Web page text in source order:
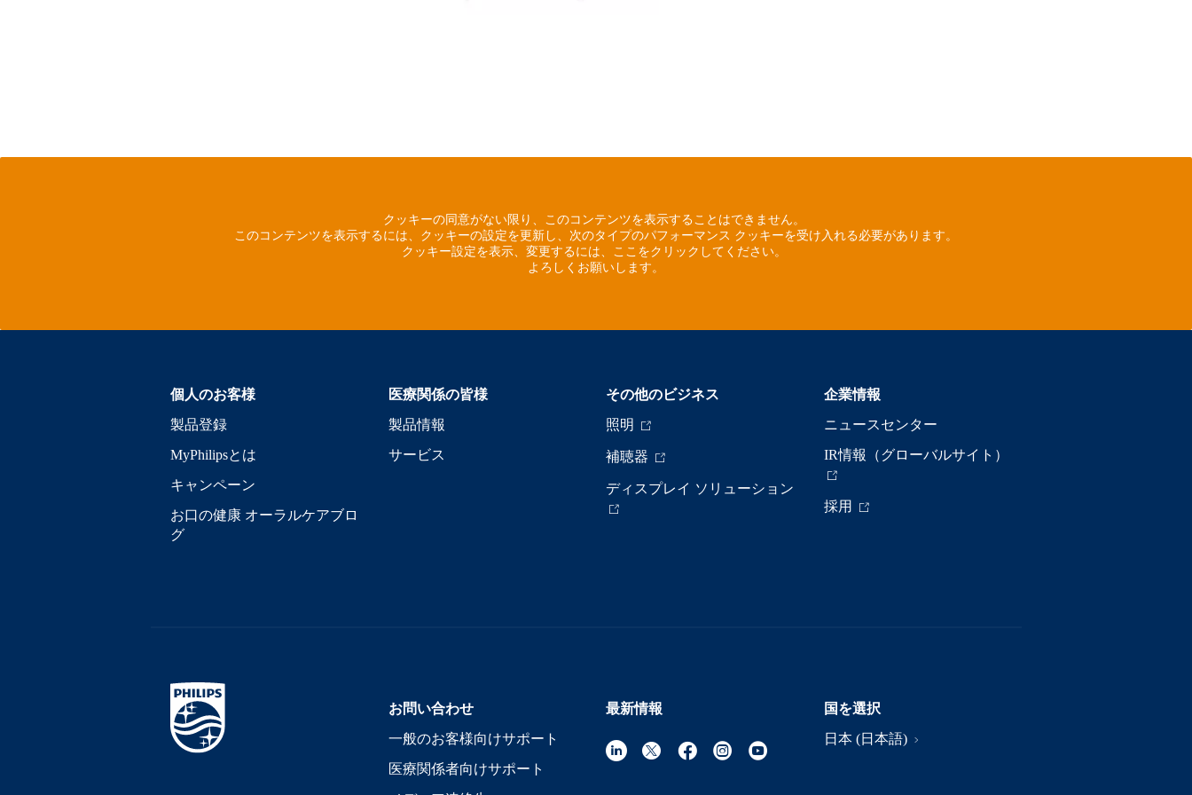
クッキーの同意がない限り、このコンテンツを表示することはできません。
このコンテンツを表示するには、クッキーの設定を更新し、次のタイプのパフォーマンス クッキーを受け入れる必要があります。
クッキー設定を表示、変更するには、ここをクリックしてください。
よろしくお願いします。
個人のお客様
製品登録
MyPhilipsとは
キャンペーン
お口の健康 オーラルケアブロ
グ
医療関係の皆様
製品情報
サービス
その他のビジネス
照明
補聴器
ディスプレイ ソリューション
企業情報
ニュースセンター
IR情報（グローバルサイト）
採用
お問い合わせ
一般のお客様向けサポート
医療関係者向けサポート
最新情報
国を選択
日本 (日本語)